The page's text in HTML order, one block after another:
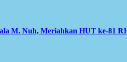
M. Nuh, Meriahkan HUT ke-81 RI